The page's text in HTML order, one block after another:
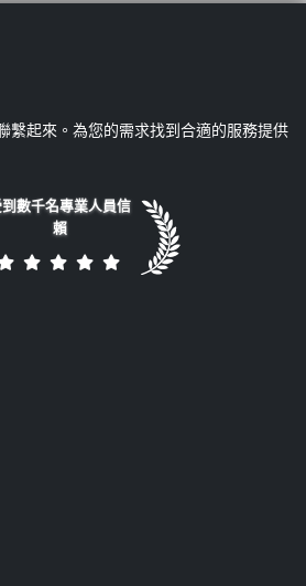
繫起來。為您的需求找到合適的服務提供
數千名專業人員信
賴